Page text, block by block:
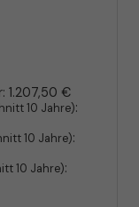
1.207,50 €
10 Jahre):
10 Jahre):
10 Jahre):